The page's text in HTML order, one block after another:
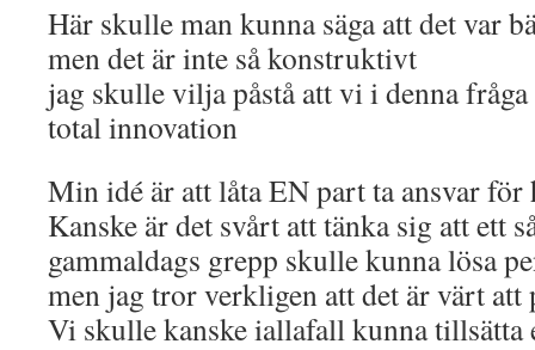
Här skulle man kunna säga att det var
men det är inte så konstruktivt
jag skulle vilja påstå att vi i denna fråga
total innovation
Min idé är att låta EN part ta ansvar för
Kanske är det svårt att tänka sig att ett
gammaldags grepp skulle kunna lösa
men jag tror verkligen att det är värt att
Vi skulle kanske iallafall kunna tillsätta